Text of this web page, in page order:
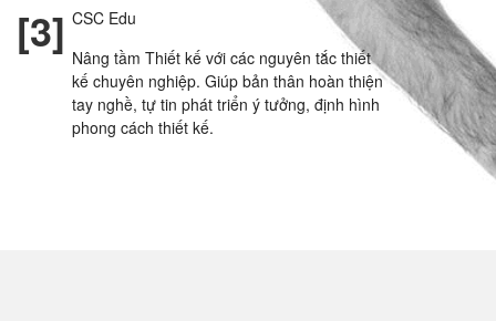
[3] CSC Edu
Nâng tầm Thiết kế với các nguyên tắc thiết
kế chuyên nghiệp. Giúp bản thân hoàn thiện
tay nghề, tự tin phát triển ý tưởng, định hình
phong cách thiết kế.